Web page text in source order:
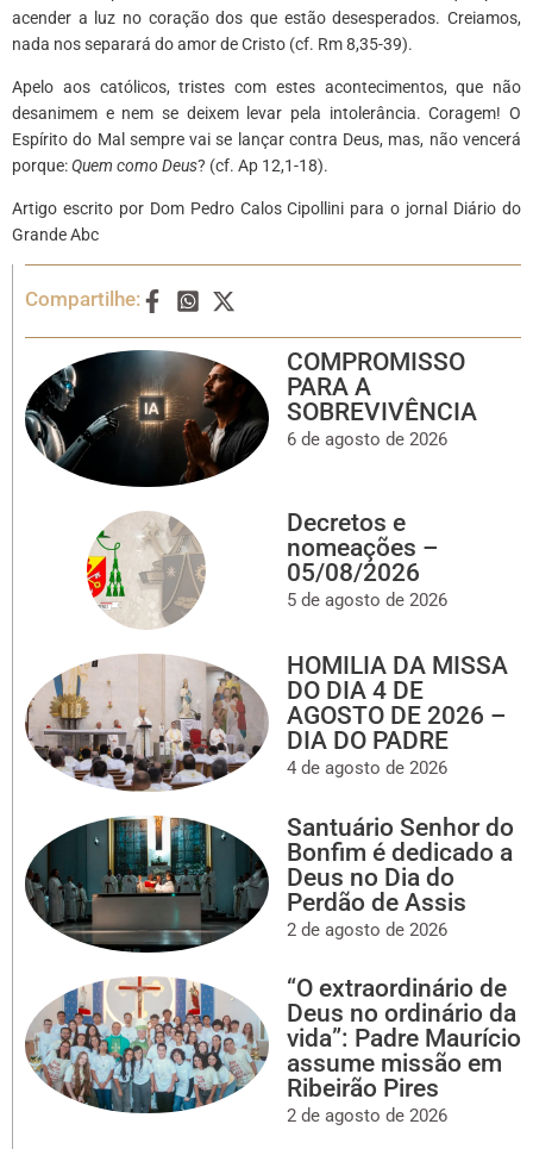
acender a luz no coração dos que estão desesperados. Creiamos,
nada nos separará do amor de Cristo (cf. Rm 8,35-39).
Apelo aos católicos, tristes com estes acontecimentos, que não
desanimem e nem se deixem levar pela intolerância. Coragem! O
Espírito do Mal sempre vai se lançar contra Deus, mas, não vencerá
porque:Quem como Deus? (cf. Ap 12,1-18).
Artigo escrito por Dom Pedro Calos Cipollini para o jornal Diário do
Grande Abc
Compartilhe:
COMPROMISSO
PARA A
SOBREVIVÊNCIA
6 de agosto de 2026
Decretos e
nomeações –
05/08/2026
5 de agosto de 2026
HOMILIA DA MISSA
DO DIA 4 DE
AGOSTO DE 2026 –
DIA DO PADRE
4 de agosto de 2026
Santuário Senhor do
Bonfim é dedicado a
Deus no Dia do
Perdão de Assis
2 de agosto de 2026
“O extraordinário de
Deus no ordinário da
vida”: Padre Maurício
assume missão em
Ribeirão Pires
2 de agosto de 2026